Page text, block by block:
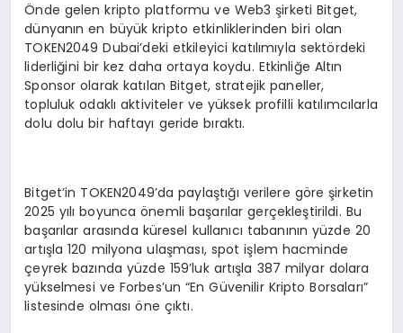
DIĞER
Önde gelen kripto platformu ve Web3 şirketi Bitget,
dünyanın en büyük kripto etkinliklerinden biri olan
TOKEN2049 Dubai’deki etkileyici katılımıyla sektördeki
liderliğini bir kez daha ortaya koydu. Etkinliğe Altın
Sponsor olarak katılan Bitget, stratejik paneller,
topluluk odaklı aktiviteler ve yüksek profilli katılımcılarla
dolu dolu bir haftayı geride bıraktı.
Bitget’in TOKEN2049’da paylaştığı verilere göre şirketin
2025 yılı boyunca önemli başarılar gerçekleştirildi. Bu
başarılar arasında küresel kullanıcı tabanının yüzde 20
artışla 120 milyona ulaşması, spot işlem hacminde
çeyrek bazında yüzde 159’luk artışla 387 milyar dolara
yükselmesi ve Forbes’un “En Güvenilir Kripto Borsaları”
listesinde olması öne çıktı.